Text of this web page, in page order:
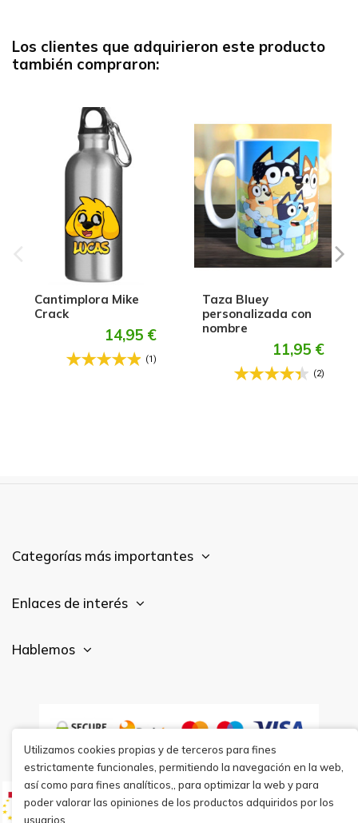
Los clientes que adquirieron este producto
también compraron:
Cantimplora Mike
Crack
14,95 €
(1)
Taza Bluey
personalizada con
nombre
11,95 €
(2)
Categorías más importantes
Enlaces de interés
Hablemos
Utilizamos cookies propias y de terceros para fines
estrictamente funcionales, permitiendo la navegación en la web,
así como para fines analíticos,, para optimizar la web y para
poder valorar las opiniones de los productos adquiridos por los
usuarios.